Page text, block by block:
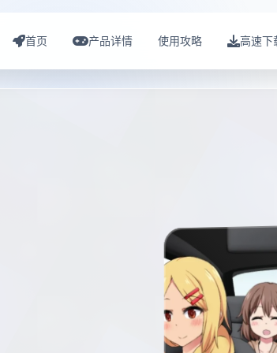
首页 产品详情 使用攻略 高速下